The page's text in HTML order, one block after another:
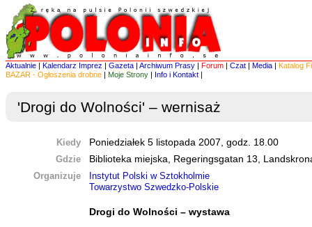
Aktualnie | Kalendarz Imprez | Gazeta | Archiwum Prasy | Forum | Czat | Media | Katalog
BAZAR - Ogłoszenia drobne | Moje Strony | Info i Kontakt |
'Drogi do Wolności' – wernisaż
Kiedy
Poniedziałek 5 listopada 2007, godz. 18.00
Gdzie
Biblioteka miejska, Regeringsgatan 13,
Organizuje
Instytut Polski w Sztokholmie
Towarzystwo Szwedzko-Polskie
Drogi do Wolności – wystawa